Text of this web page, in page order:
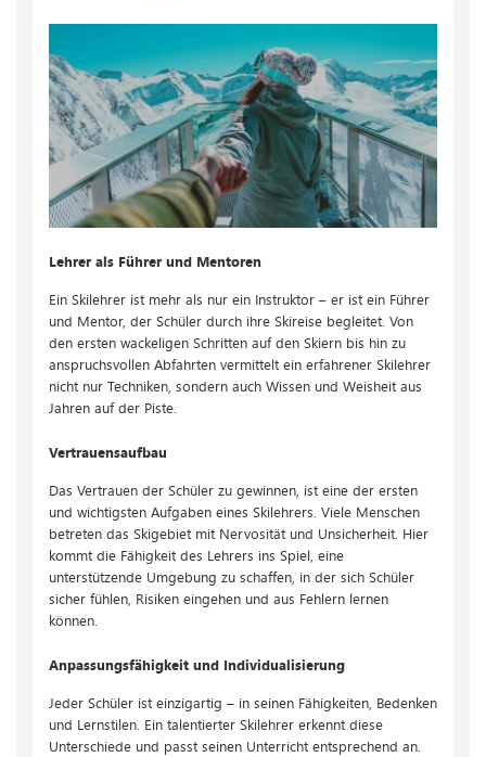
Lehrer als Führer und Mentoren
Ein Skilehrer ist mehr als nur ein Instruktor – er ist ein Führer
und Mentor, der Schüler durch ihre Skireise begleitet. Von
den ersten wackeligen Schritten auf den Skiern bis hin zu
anspruchsvollen Abfahrten vermittelt ein erfahrener Skilehrer
nicht nur Techniken, sondern auch Wissen und Weisheit aus
Jahren auf der Piste.
Vertrauensaufbau
Das Vertrauen der Schüler zu gewinnen, ist eine der ersten
und wichtigsten Aufgaben eines Skilehrers. Viele Menschen
betreten das Skigebiet mit Nervosität und Unsicherheit. Hier
kommt die Fähigkeit des Lehrers ins Spiel, eine
unterstützende Umgebung zu schaffen, in der sich Schüler
sicher fühlen, Risiken eingehen und aus Fehlern lernen
können.
Anpassungsfähigkeit und Individualisierung
Jeder Schüler ist einzigartig – in seinen Fähigkeiten, Bedenken
und Lernstilen. Ein talentierter Skilehrer erkennt diese
Unterschiede und passt seinen Unterricht entsprechend an.